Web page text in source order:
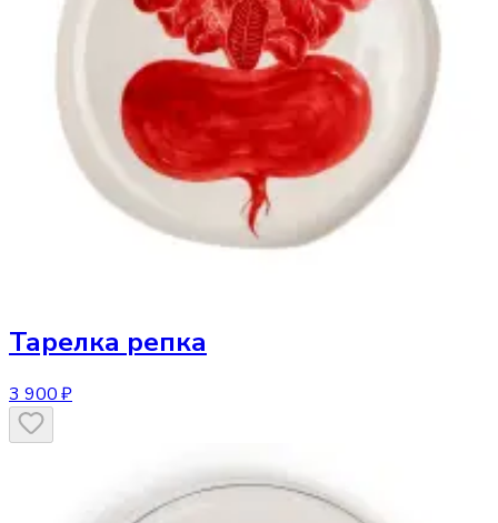
Тарелка репка
3 900 ₽